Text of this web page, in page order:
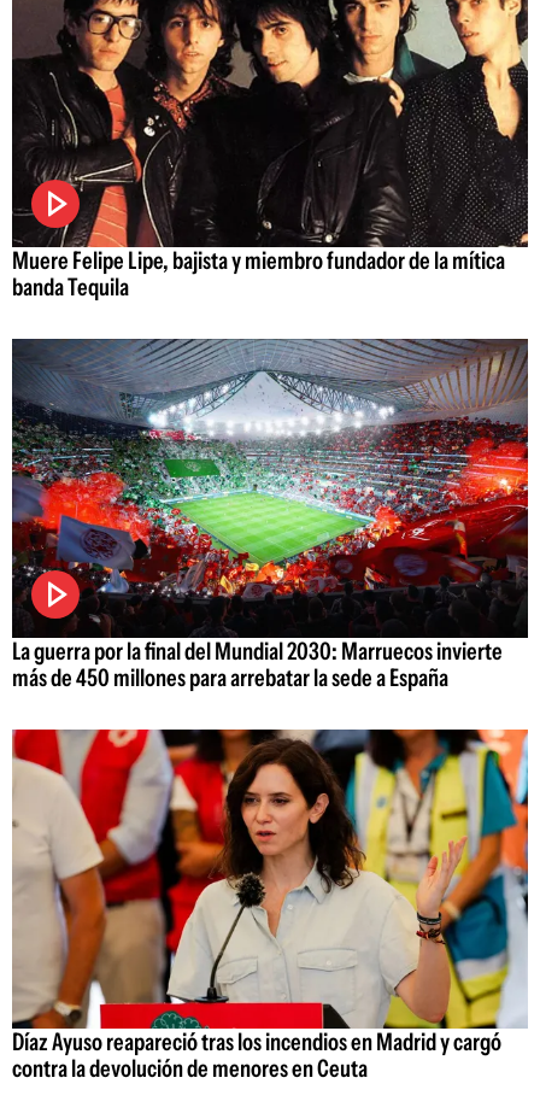
Muere Felipe Lipe, bajista y miembro fundador de la mítica
banda Tequila
La guerra por la final del Mundial 2030: Marruecos invierte
más de 450 millones para arrebatar la sede a España
Díaz Ayuso reapareció tras los incendios en Madrid y cargó
contra la devolución de menores en Ceuta